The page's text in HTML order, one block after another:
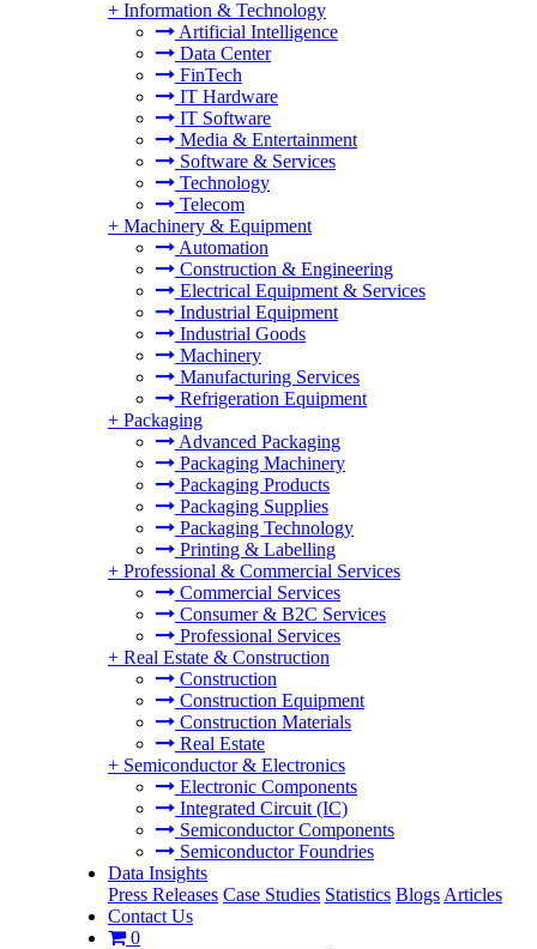
+ Information & Technology
Artificial Intelligence
Data Center
FinTech
IT Hardware
IT Software
Media & Entertainment
Software & Services
Technology
Telecom
+ Machinery & Equipment
Automation
Construction & Engineering
Electrical Equipment & Services
Industrial Equipment
Industrial Goods
Machinery
Manufacturing Services
Refrigeration Equipment
+ Packaging
Advanced Packaging
Packaging Machinery
Packaging Products
Packaging Supplies
Packaging Technology
Printing & Labelling
+ Professional & Commercial Services
Commercial Services
Consumer & B2C Services
Professional Services
+ Real Estate & Construction
Construction
Construction Equipment
Construction Materials
Real Estate
+ Semiconductor & Electronics
Electronic Components
Integrated Circuit (IC)
Semiconductor Components
Semiconductor Foundries
Data Insights
Press Releases Case Studies Statistics Blogs Articles
Contact Us
0